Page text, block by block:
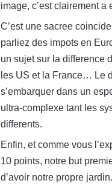
image, c’est clairement a
C’est une sacree
parliez des impots en
un sujet sur la difference
les US et la France… Le
s’embarquer dans un
ultra-complexe tant les
differents.
Enfin, et comme vous
10 points, notre but
d’avoir notre propre